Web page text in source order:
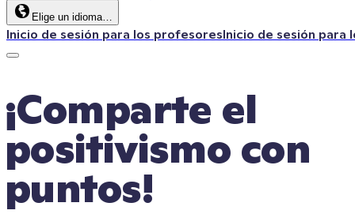
Elige un idioma…
Inicio de sesión para los profesoresInicio de sesión para
¡Comparte el
positivismo con
puntos!